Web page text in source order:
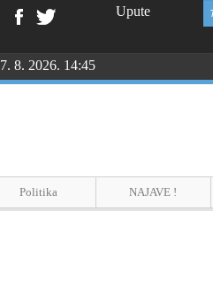
Upute
7. 8. 2026. 14:45
Politika NAJAVE !